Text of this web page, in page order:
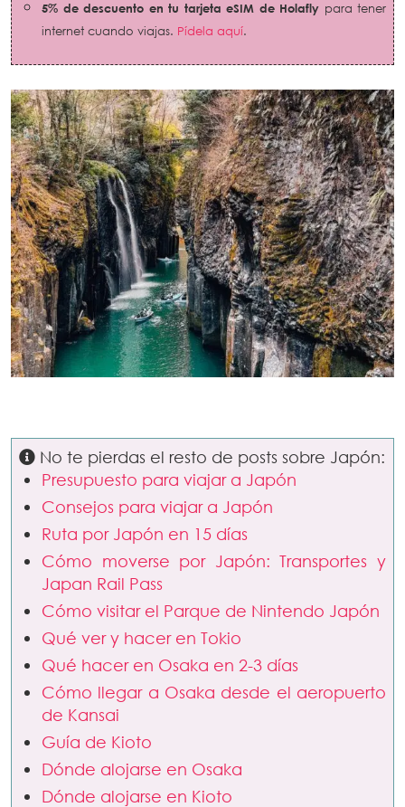
5% de descuento en tu tarjeta eSIM de Holafly para tener
internet cuando viajas. Pídela aquí.
No te pierdas el resto de posts sobre Japón:
Presupuesto para viajar a Japón
Consejos para viajar a Japón
Ruta por Japón en 15 días
Cómo moverse por Japón: Transportes y
Japan Rail Pass
Cómo visitar el Parque de Nintendo Japón
Qué ver y hacer en Tokio
Qué hacer en Osaka en 2-3 días
Cómo llegar a Osaka desde el aeropuerto
de Kansai
Guía de Kioto
Dónde alojarse en Osaka
Dónde alojarse en Kioto